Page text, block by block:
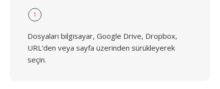
1
Dosyaları bilgisayar, Google Drive, Dropbox,
URL'den veya sayfa üzerinden sürükleyerek
seçin.